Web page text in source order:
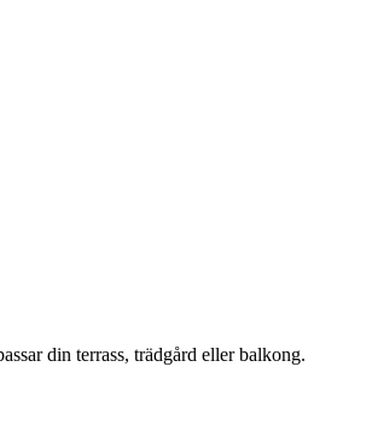
din terrass, trädgård eller balkong.